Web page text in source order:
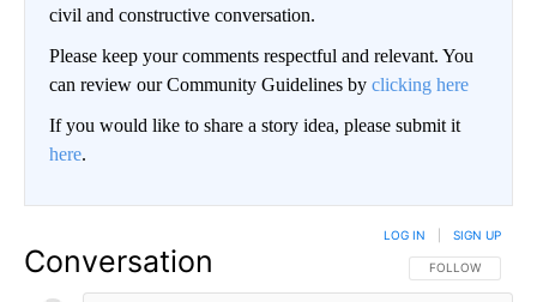
civil and constructive conversation.
Please keep your comments respectful and relevant. You
can review our Community Guidelines by clicking here
If you would like to share a story idea, please submit it
here.
Conversation FOLLOW THIS
FOLLOW
LOG IN SIGN UP